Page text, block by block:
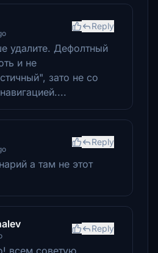
Reply
удалите. Дефолтный
и не
зато не со
Reply
а там не этот
Reply
всем советую